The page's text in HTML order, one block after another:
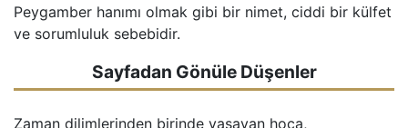
Peygamber hanımı olmak gibi bir nimet, ciddi bir külfet
ve sorumluluk sebebidir.
Sayfadan Gönüle Düşenler
Zaman dilimlerinden birinde yaşayan hoca,